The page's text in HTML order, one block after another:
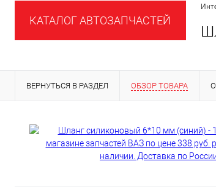
КАТАЛОГ АВТОЗАПЧАСТЕЙ
ВЕРНУТЬСЯ В РАЗДЕЛ ОБЗОР ТОВАРА